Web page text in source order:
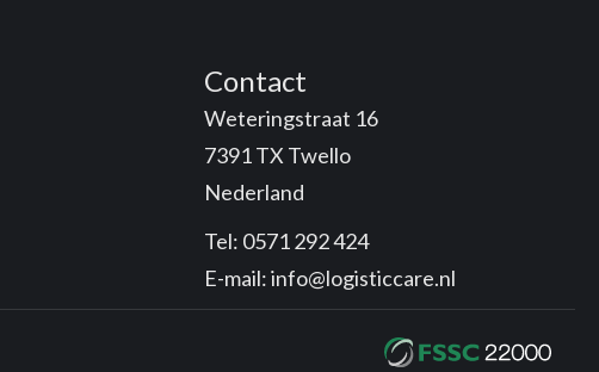
Contact
Weteringstraat 16
7391 TX Twello
Nederland
Tel: 0571 292 424
E-mail:info@logisticcare.nl